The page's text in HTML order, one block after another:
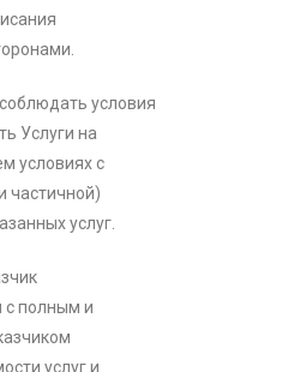
условия
Услуги на
условиях с
частичной)
услуг.
с полным и
услуг и